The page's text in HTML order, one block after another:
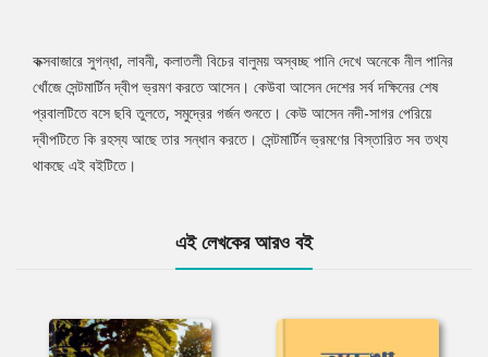
Tab
Article
কক্সবাজারে সুগন্ধা, লাবনী, কলাতলী বিচের বালুময় অস্বচ্ছ পানি দেখে অনেকে নীল পানির
খোঁজে সেন্টমার্টিন দ্বীপ ভ্রমণ করতে আসেন। কেউবা আসেন দেশের সর্ব দক্ষিনের শেষ
প্রবালটিতে বসে ছবি তুলতে, সমুদ্রের গর্জন শুনতে। কেউ আসেন নদী-সাগর পেরিয়ে
দ্বীপটিতে কি রহস্য আছে তার সন্ধান করতে। সেন্টমার্টিন ভ্রমণের বিস্তারিত সব তথ্য
থাকছে এই বইটিতে।
এই লেখকের আরও বই